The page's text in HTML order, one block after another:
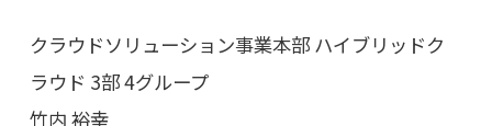
クラウドソリューション事業本部 ハイブリッドク
ラウド 3部 4グループ
竹内 裕幸